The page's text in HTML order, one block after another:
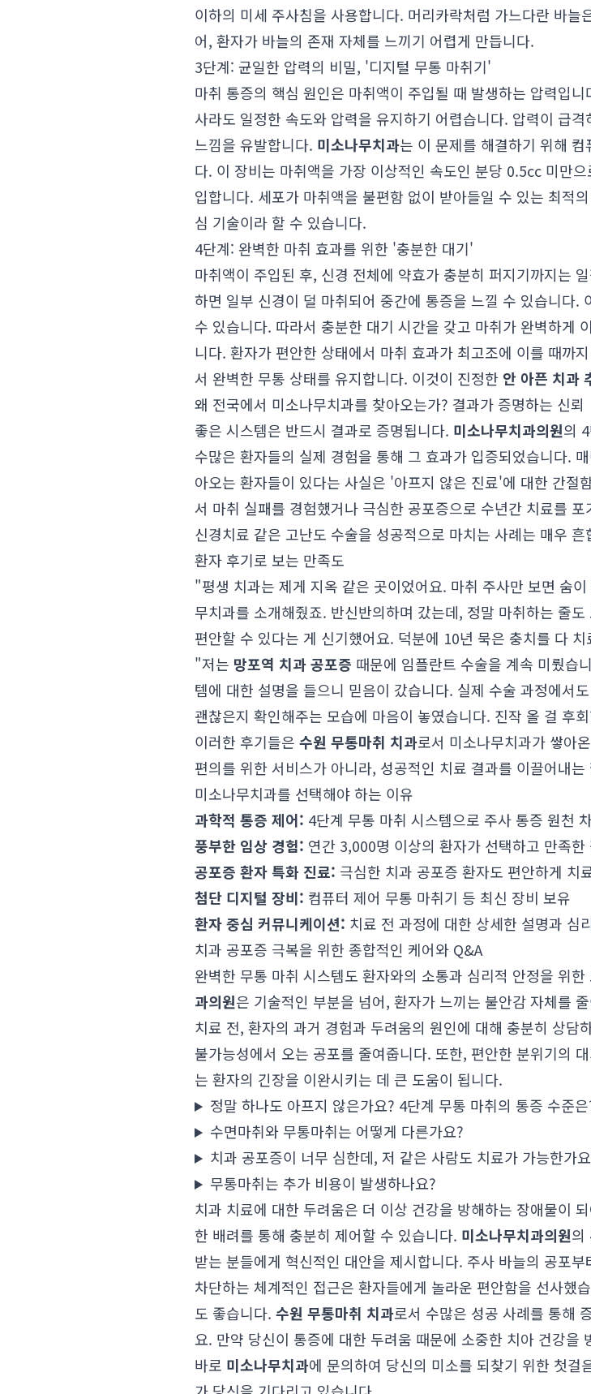
이하의 미세 주사침을 사용합니다. 머리카락처럼 가느다란 바
어, 환자가 바늘의 존재 자체를 느끼기 어렵게 만듭니다.
3단계: 균일한 압력의 비밀, '디지털 무통 마취기'
마취 통증의 핵심 원인은 마취액이 주입될 때 발생하는 압력입
사라도 일정한 속도와 압력을 유지하기 어렵습니다. 압력이 급
느낌을 유발합니다. 미소나무치과는 이 문제를 해결하기 위해
다. 이 장비는 마취액을 가장 이상적인 속도인 분당 0.5cc 미만
입합니다. 세포가 마취액을 불편함 없이 받아들일 수 있는 최적
심 기술이라 할 수 있습니다.
4단계: 완벽한 마취 효과를 위한 '충분한 대기'
마취액이 주입된 후, 신경 전체에 약효가 충분히 퍼지기까지는
하면 일부 신경이 덜 마취되어 중간에 통증을 느낄 수 있습니다.
수 있습니다. 따라서 충분한 대기 시간을 갖고 마취가 완벽하게
니다. 환자가 편안한 상태에서 마취 효과가 최고조에 이를 때까
서 완벽한 무통 상태를 유지합니다. 이것이 진정한 안 아픈 치과
왜 전국에서 미소나무치과를 찾아오는가? 결과가 증명하는 신뢰
좋은 시스템은 반드시 결과로 증명됩니다. 미소나무치과의원의
수많은 환자들의 실제 경험을 통해 그 효과가 입증되었습니다.
아오는 환자들이 있다는 사실은 '아프지 않은 진료'에 대한 간절
서 마취 실패를 경험했거나 극심한 공포증으로 수년간 치료를
신경치료 같은 고난도 수술을 성공적으로 마치는 사례는 매우 흔
환자 후기로 보는 만족도
"평생 치과는 제게 지옥 같은 곳이었어요. 마취 주사만 보면 숨
무치과를 소개해줬죠. 반신반의하며 갔는데, 정말 마취하는 줄
편안할 수 있다는 게 신기했어요. 덕분에 10년 묵은 충치를 다
"저는 망포역 치과 공포증 때문에 임플란트 수술을 계속 미뤘습
템에 대한 설명을 들으니 믿음이 갔습니다. 실제 수술 과정에서
괜찮은지 확인해주는 모습에 마음이 놓였습니다. 진작 올 걸 후
이러한 후기들은 수원 무통마취 치과로서 미소나무치과가 쌓아
편의를 위한 서비스가 아니라, 성공적인 치료 결과를 이끌어내
미소나무치과를 선택해야 하는 이유
과학적 통증 제어: 4단계 무통 마취 시스템으로 주사 통증 원천
풍부한 임상 경험: 연간 3,000명 이상의 환자가 선택하고 만족한
공포증 환자 특화 진료: 극심한 치과 공포증 환자도 편안하게 치
첨단 디지털 장비: 컴퓨터 제어 무통 마취기 등 최신 장비 보유
환자 중심 커뮤니케이션: 치료 전 과정에 대한 상세한 설명과 심
치과 공포증 극복을 위한 종합적인 케어와 Q&A
완벽한 무통 마취 시스템도 환자와의 소통과 심리적 안정을 위
과의원은 기술적인 부분을 넘어, 환자가 느끼는 불안감 자체를
치료 전, 환자의 과거 경험과 두려움의 원인에 대해 충분히 상담
불가능성에서 오는 공포를 줄여줍니다. 또한, 편안한 분위기의
는 환자의 긴장을 이완시키는 데 큰 도움이 됩니다.
정말 하나도 아프지 않은가요? 4단계 무통 마취의 통증 수준은
수면마취와 무통마취는 어떻게 다른가요?
치과 공포증이 너무 심한데, 저 같은 사람도 치료가 가능한가
무통마취는 추가 비용이 발생하나요?
치과 치료에 대한 두려움은 더 이상 건강을 방해하는 장애물이
한 배려를 통해 충분히 제어할 수 있습니다. 미소나무치과의원의
받는 분들에게 혁신적인 대안을 제시합니다. 주사 바늘의 공포
차단하는 체계적인 접근은 환자들에게 놀라운 편안함을 선사했
도 좋습니다. 수원 무통마취 치과로서 수많은 성공 사례를 통해
요. 만약 당신이 통증에 대한 두려움 때문에 소중한 치아 건강을
바로 미소나무치과에 문의하여 당신의 미소를 되찾기 위한 첫